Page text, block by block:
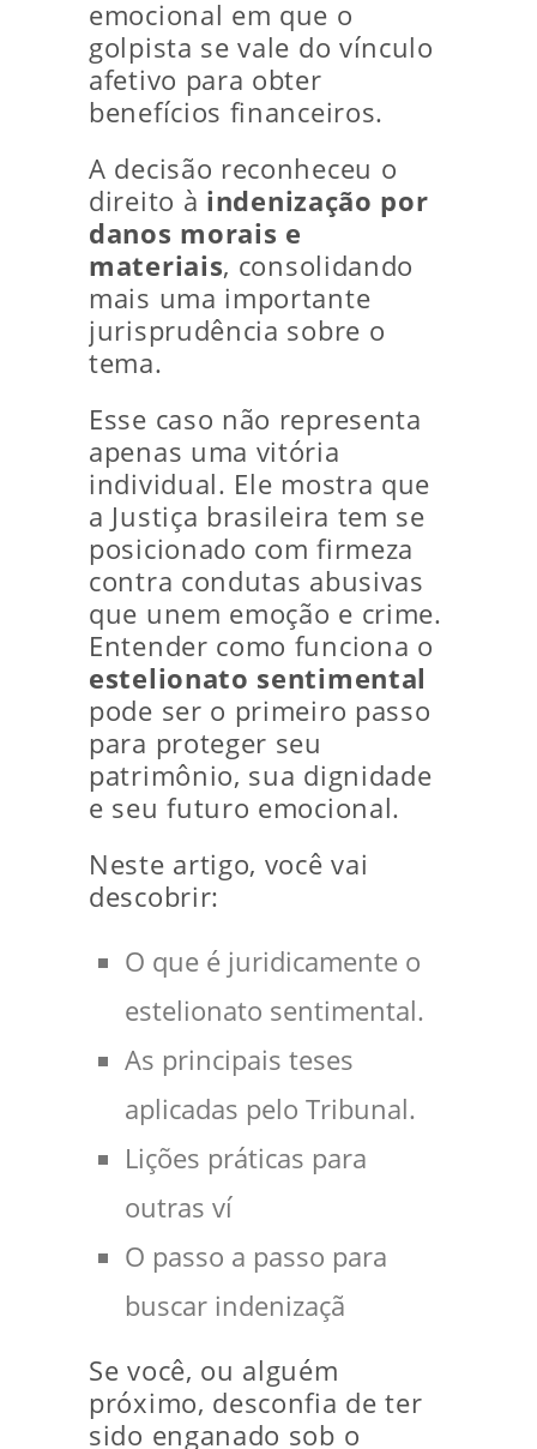
emocional em que o
golpista se vale do vínculo
afetivo para obter
benefícios financeiros.
A decisão reconheceu o
direito à indenização por
danos morais e
materiais, consolidando
mais uma importante
jurisprudência sobre o
tema.
Esse caso não representa
apenas uma vitória
individual. Ele mostra que
a Justiça brasileira tem se
posicionado com firmeza
contra condutas abusivas
que unem emoção e crime.
Entender como funciona o
estelionato sentimental
pode ser o primeiro passo
para proteger seu
patrimônio, sua dignidade
e seu futuro emocional.
Neste artigo, você vai
descobrir:
O que é juridicamente o
estelionato sentimental.
As principais teses
aplicadas pelo Tribunal.
Lições práticas para
outras ví
O passo a passo para
buscar indenizaçã
Se você, ou alguém
próximo, desconfia de ter
sido enganado sob o